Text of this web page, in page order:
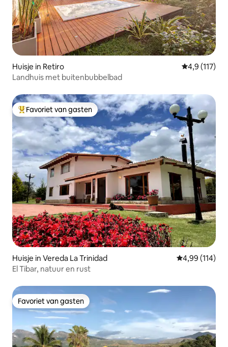
Huisje in Retiro Gemiddelde
4,9 (117)
Landhuis met buitenbubbelbad
Topfavoriet van gasten
Favoriet van gasten
Huisje in Vereda La Trinidad Gemiddelde
4,99 (114)
El Tibar, natuur en rust
Favoriet van gasten
Favoriet van gasten